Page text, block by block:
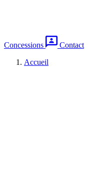
Concessions
Contact
Accueil